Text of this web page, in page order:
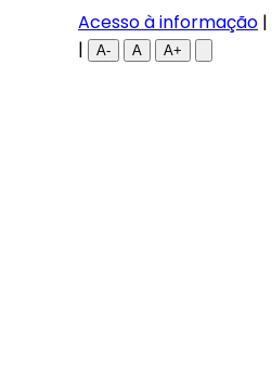
Acesso à informação |
|
A- A A+